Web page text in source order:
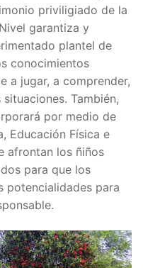
priviligiado de la
garantiza y
plantel de
conocimientos
a jugar, a comprender,
También,
por medio de
Educación Física e
afrontan los ñiños
para que los
potencialidades para